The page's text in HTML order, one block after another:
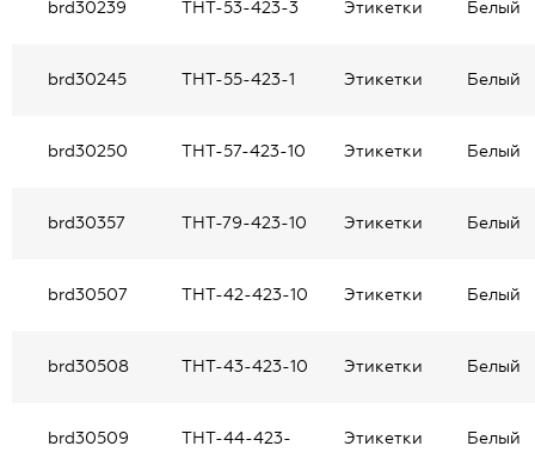
brd30239 THT-53-423-3 Этикетки Белый
brd30245 THT-55-423-1 Этикетки Белый
brd30250 THT-57-423-10 Этикетки Белый
brd30357 THT-79-423-10 Этикетки Белый
brd30507 THT-42-423-10 Этикетки Белый
brd30508 THT-43-423-10 Этикетки Белый
brd30509
THT-44-423-
Этикетки Белый